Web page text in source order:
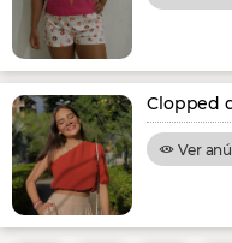
Clopped
Ver